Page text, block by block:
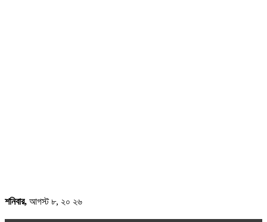
শনিবার, আগস্ট ৮, ২০ ২৬